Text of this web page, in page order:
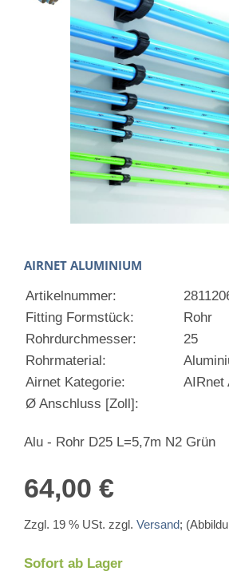
AIRNET ALUMINIUM
Artikelnummer:
Fitting Formstück:
Rohr
Rohrdurchmesser:
25
Rohrmaterial:
Airnet Kategorie:
AIRnet
Ø Anschluss [Zoll]:
Alu - Rohr D25 L=5,7m N2 Grün
64,00 €
Zzgl. 19 % USt. zzgl. Versand;
Sofort ab Lager